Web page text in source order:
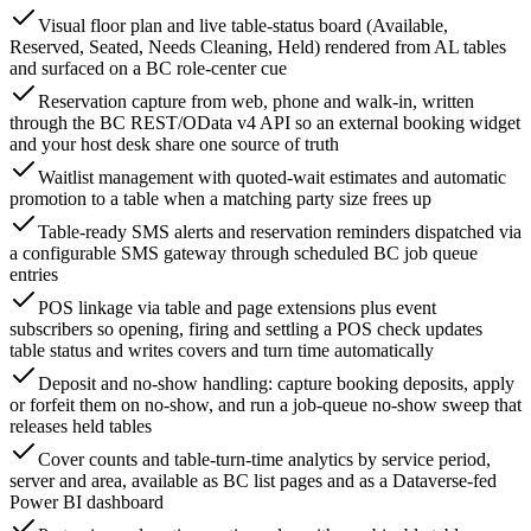
Visual floor plan and live table-status board (Available,
Reserved, Seated, Needs Cleaning, Held) rendered from AL tables
and surfaced on a BC role-center cue
Reservation capture from web, phone and walk-in, written
through the BC REST/OData v4 API so an external booking widget
and your host desk share one source of truth
Waitlist management with quoted-wait estimates and automatic
promotion to a table when a matching party size frees up
Table-ready SMS alerts and reservation reminders dispatched via
a configurable SMS gateway through scheduled BC job queue
entries
POS linkage via table and page extensions plus event
subscribers so opening, firing and settling a POS check updates
table status and writes covers and turn time automatically
Deposit and no-show handling: capture booking deposits, apply
or forfeit them on no-show, and run a job-queue no-show sweep that
releases held tables
Cover counts and table-turn-time analytics by service period,
server and area, available as BC list pages and as a Dataverse-fed
Power BI dashboard